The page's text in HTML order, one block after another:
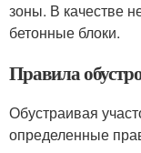
зоны. В качестве
бетонные блоки.
Правила
Обустраивая
определенные